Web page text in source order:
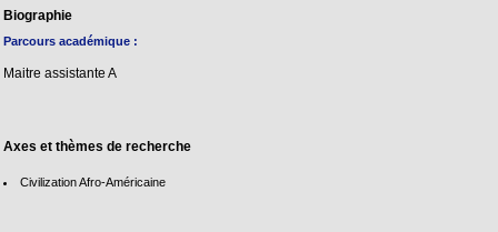
Biographie
Parcours académique :
Maitre assistante A
Axes et thèmes de recherche
Civilization Afro-Américaine